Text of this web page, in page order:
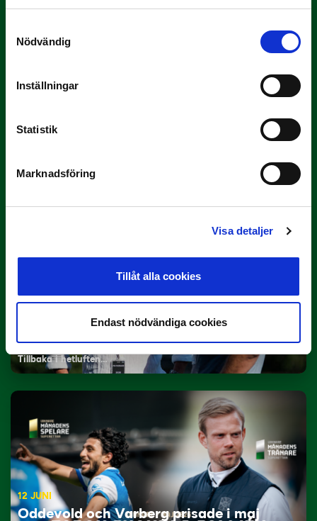
Nödvändig
Inställningar
Statistik
Marknadsföring
Visa detaljer
Tillåt alla cookies
Endast nödvändiga cookies
3 JULI
Lagerlöf tar över i Sandvikens IF
Tillbaka i hetluften…
12 JUNI
Oddevold och Varberg prisade i maj